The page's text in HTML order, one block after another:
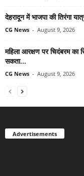
देहरादून में भाजपा की तिरंगा
CG News - August 9, 2026
महिला आरक्षण पर चिदंबरम
सकता...
CG News - August 9, 2026
Advertisements